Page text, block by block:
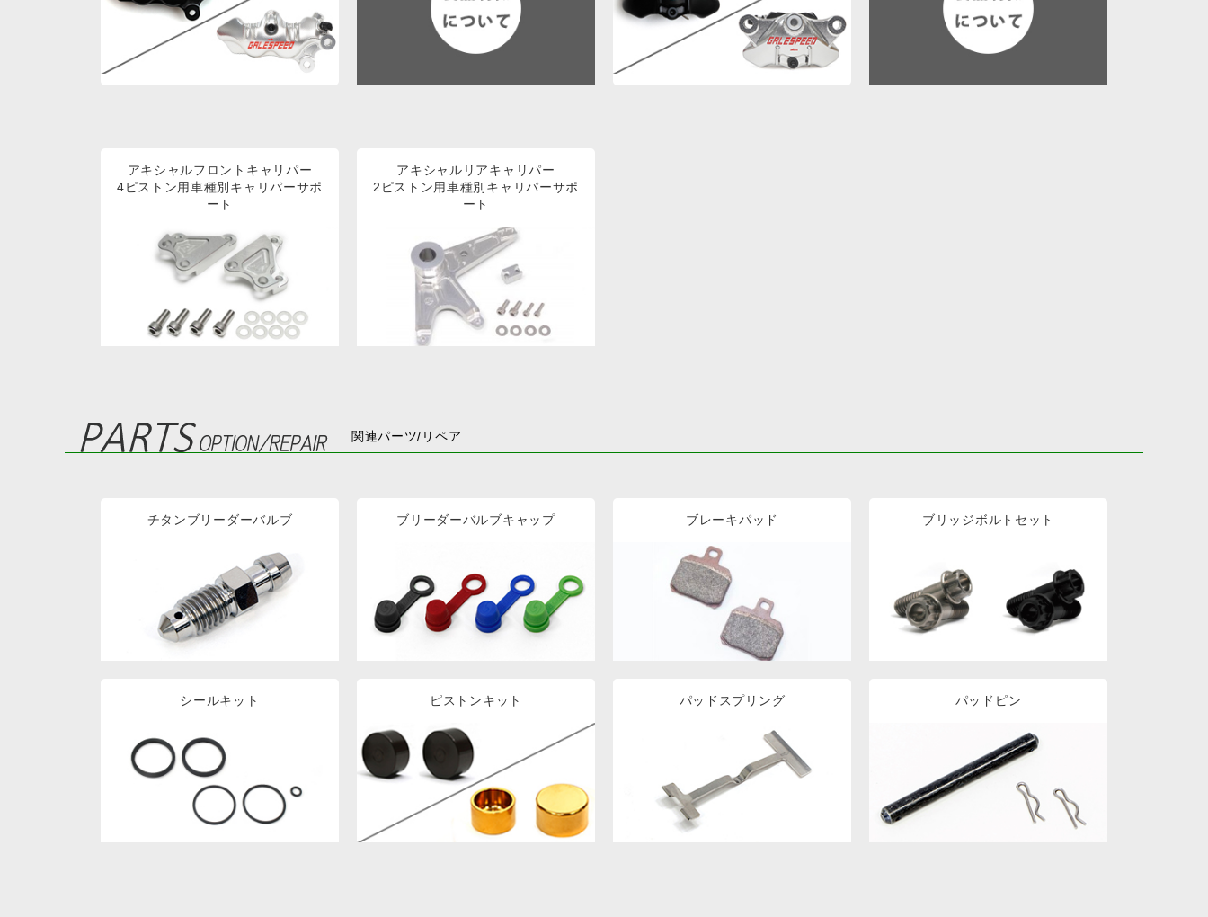
アキシャルフロントキャリパー
4ピストン用車種別キャリパーサポ
ート
アキシャルリアキャリパー
2ピストン用車種別キャリパーサポ
ート
関連パーツ/リペア
チタンブリーダーバルブ ブリーダーバルブキャップ ブレーキパッド ブリッジボルトセット
シールキット ピストンキット パッドスプリング パッドピン